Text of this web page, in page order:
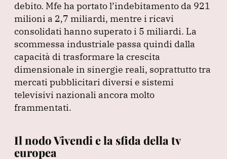
debito. Mfe ha portato l’indebitamento da 921
milioni a 2,7 miliardi, mentre i ricavi
consolidati hanno superato i 5 miliardi. La
scommessa industriale passa quindi dalla
capacità di trasformare la crescita
dimensionale in sinergie reali, soprattutto tra
mercati pubblicitari diversi e sistemi
televisivi nazionali ancora molto
frammentati.
Il nodo Vivendi e la sfida della tv
europea